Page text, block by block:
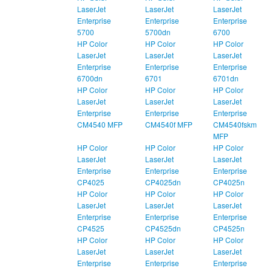
LaserJet
Enterprise
5700
LaserJet
Enterprise
5700dn
LaserJet
Enterprise
6700
HP Color
LaserJet
Enterprise
6700dn
HP Color
LaserJet
Enterprise
6701
HP Color
LaserJet
Enterprise
6701dn
HP Color
LaserJet
Enterprise
CM4540 MFP
HP Color
LaserJet
Enterprise
CM4540f MFP
HP Color
LaserJet
Enterprise
CM4540fskm
MFP
HP Color
LaserJet
Enterprise
CP4025
HP Color
LaserJet
Enterprise
CP4025dn
HP Color
LaserJet
Enterprise
CP4025n
HP Color
LaserJet
Enterprise
CP4525
HP Color
LaserJet
Enterprise
CP4525dn
HP Color
LaserJet
Enterprise
CP4525n
HP Color
LaserJet
Enterprise
HP Color
LaserJet
Enterprise
HP Color
LaserJet
Enterprise